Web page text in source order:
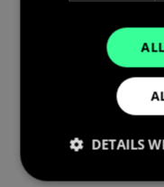
vervangt geen
specifieke
steeds contact
DETAILS